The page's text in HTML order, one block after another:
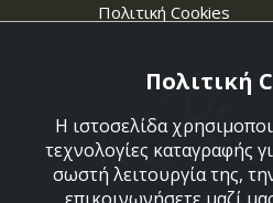
Πολιτική Cookies
Πολιτική
Η ιστοσελίδα
τεχνολογίες καταγραφής
σωστή λειτουργία της,